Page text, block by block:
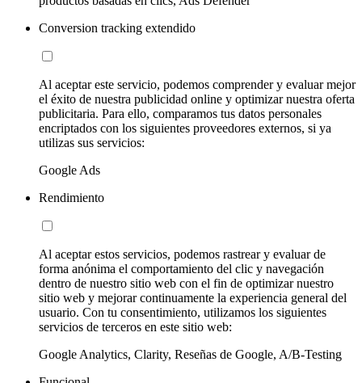
Conversion tracking extendido
Al aceptar este servicio, podemos comprender y evaluar mejor
el éxito de nuestra publicidad online y optimizar nuestra oferta
publicitaria. Para ello, comparamos tus datos personales
encriptados con los siguientes proveedores externos, si ya
utilizas sus servicios:
Google Ads
Rendimiento
Al aceptar estos servicios, podemos rastrear y evaluar de
forma anónima el comportamiento del clic y navegación
dentro de nuestro sitio web con el fin de optimizar nuestro
sitio web y mejorar continuamente la experiencia general del
usuario. Con tu consentimiento, utilizamos los siguientes
servicios de terceros en este sitio web:
Google Analytics, Clarity, Reseñas de Google, A/B-Testing